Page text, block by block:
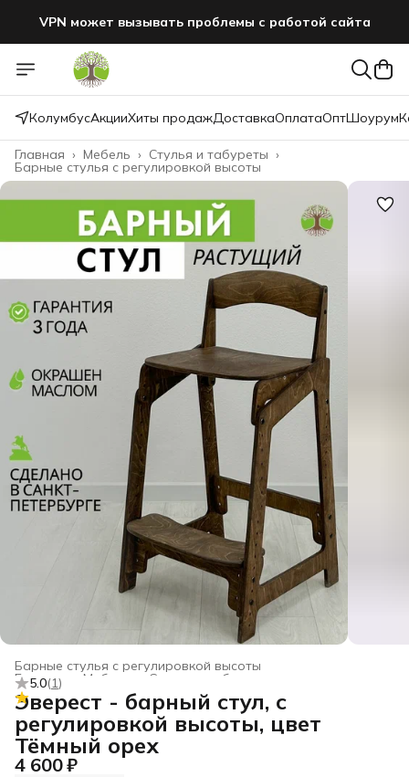
VPN может вызывать проблемы с работой сайта
КолумбусАкцииХиты продажДоставкаОплатаОптШоурум
Барные стулья с регулировкой высоты
Стулья и табуреты ›
Мебель ›
Главная ›
Барные стулья с регулировкой высоты
Стулья и табуреты
Мебель
Главная
5.0(1)
Эверест - барный стул, с
регулировкой высоты, цвет
Тёмный орех
4 600 ₽